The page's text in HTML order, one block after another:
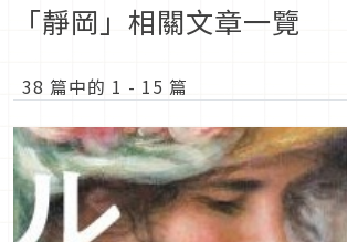
「靜岡」相關文章一覽
38 篇中的 1 - 15 篇